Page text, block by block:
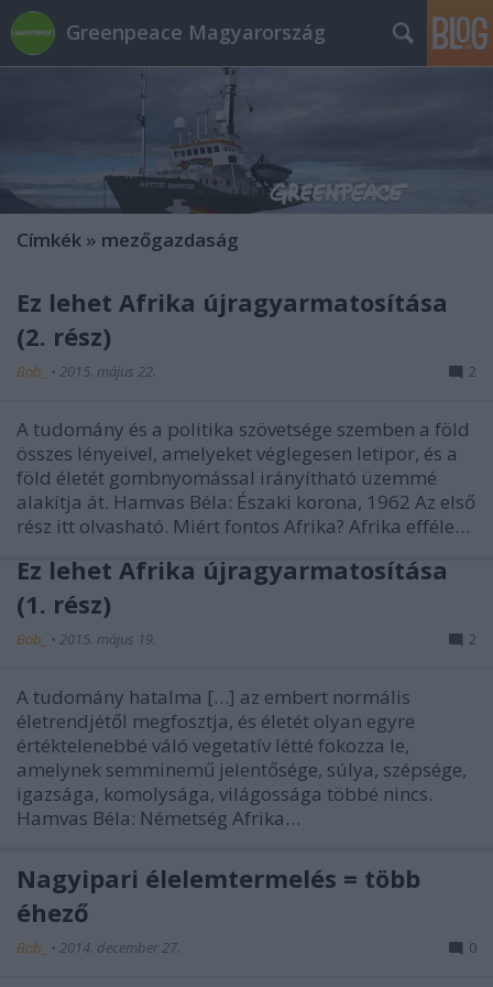
Greenpeace Magyarország
Címkék » mezőgazdaság
Ez lehet Afrika újragyarmatosítása
(2. rész)
Bob_ • 2015. május 22. 2
A tudomány és a politika szövetsége szemben a föld
összes lényeivel, amelyeket véglegesen letipor, és a
föld életét gombnyomással irányítható üzemmé
alakítja át. Hamvas Béla: Északi korona, 1962 Az első
rész itt olvasható. Miért fontos Afrika? Afrika eﬀéle…
Ez lehet Afrika újragyarmatosítása
(1. rész)
Bob_ • 2015. május 19. 2
A tudomány hatalma […] az embert normális
életrendjétől megfosztja, és életét olyan egyre
értéktelenebbé váló vegetatív létté fokozza le,
amelynek semminemű jelentősége, súlya, szépsége,
igazsága, komolysága, világossága többé nincs.
Hamvas Béla: Németség Afrika…
Nagyipari élelemtermelés = több
éhező
Bob_ • 2014. december 27. 0